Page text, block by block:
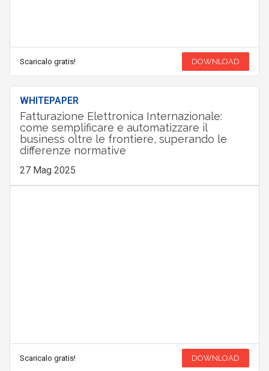
Scaricalo gratis! DOWNLOAD
WHITEPAPER
Fatturazione Elettronica Internazionale:
come semplificare e automatizzare il
business oltre le frontiere, superando le
differenze normative
27 Mag 2025
Scaricalo gratis! DOWNLOAD